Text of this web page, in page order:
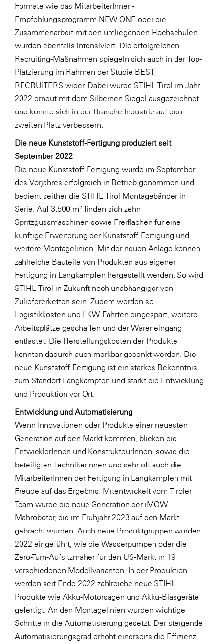
Formate wie das MitarbeiterInnen-
Empfehlungsprogramm NEW ONE oder die
Zusammenarbeit mit den umliegenden Hochschulen
wurden ebenfalls intensiviert. Die erfolgreichen
Recruiting-Maßnahmen spiegeln sich auch in der Top-
Platzierung im Rahmen der Studie BEST
RECRUITERS wider. Dabei wurde STIHL Tirol im Jahr
2022 erneut mit dem Silbernen Siegel ausgezeichnet
und konnte sich in der Branche Industrie auf den
zweiten Platz verbessern.
Die neue Kunststoff-Fertigung produziert seit
September 2022
Die neue Kunststoff-Fertigung wurde im September
des Vorjahres erfolgreich in Betrieb genommen und
bedient seither die STIHL Tirol Montagebänder in
Serie. Auf 3.500 m² finden sich zehn
Spritzgussmaschinen sowie Freiflächen für eine
künftige Erweiterung der Kunststoff-Fertigung und
weitere Montagelinien. Mit der neuen Anlage können
zahlreiche Bauteile von Produkten aus eigener
Fertigung in Langkampfen hergestellt werden. So wird
STIHL Tirol in Zukunft noch unabhängiger von
Zuliefererketten sein. Zudem werden so
Logistikkosten und LKW-Fahrten eingespart, weitere
Arbeitsplätze geschaffen und der Wareneingang
entlastet. Die Herstellungskosten der Produkte
konnten dadurch auch merkbar gesenkt werden. Die
neue Kunststoff-Fertigung ist ein starkes Bekenntnis
zum Standort Langkampfen und stärkt die Entwicklung
und Produktion vor Ort.
Entwicklung und Automatisierung
Wenn Innovationen oder Produkte einer neuesten
Generation auf den Markt kommen, blicken die
EntwicklerInnen und KonstrukteurInnen, sowie die
beteiligten TechnikerInnen und sehr oft auch die
MitarbeiterInnen der Fertigung in Langkampfen mit
Freude auf das Ergebnis. Mitentwickelt vom Tiroler
Team wurde die neue Generation der iMOW
Mähroboter, die im Frühjahr 2023 auf den Markt
gebracht wurden. Auch neue Produktgruppen wurden
2022 eingeführt, wie die Wasserpumpen oder die
Zero-Turn-Aufsitzmäher für den US-Markt in 19
verschiedenen Modellvarianten. In der Produktion
werden seit Ende 2022 zahlreiche neue STIHL
Produkte wie Akku-Motorsägen und Akku-Blasgeräte
gefertigt. An den Montagelinien wurden wichtige
Schritte in die Automatisierung gesetzt. Der steigende
Automatisierungsgrad erhöht einerseits die Effizienz,